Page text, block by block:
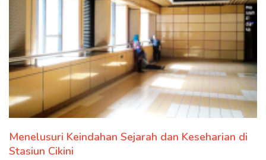
Menelusuri Keindahan Sejarah dan Keseharian di
Stasiun Cikini